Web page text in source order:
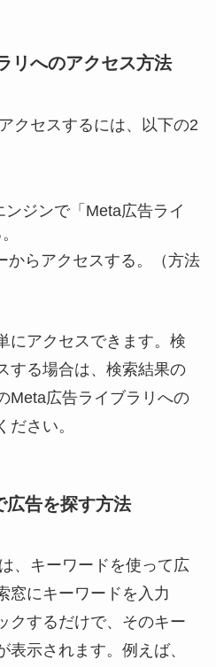
リへのアクセス方法
クセスするには、以下の2
ジンで「Meta広告ライ
からアクセスする。（方法
にアクセスできます。検
する場合は、検索結果の
Meta広告ライブラリへの
ださい。
広告を探す方法
、キーワードを使って広
窓にキーワードを入力
クするだけで、そのキー
表示されます。例えば、